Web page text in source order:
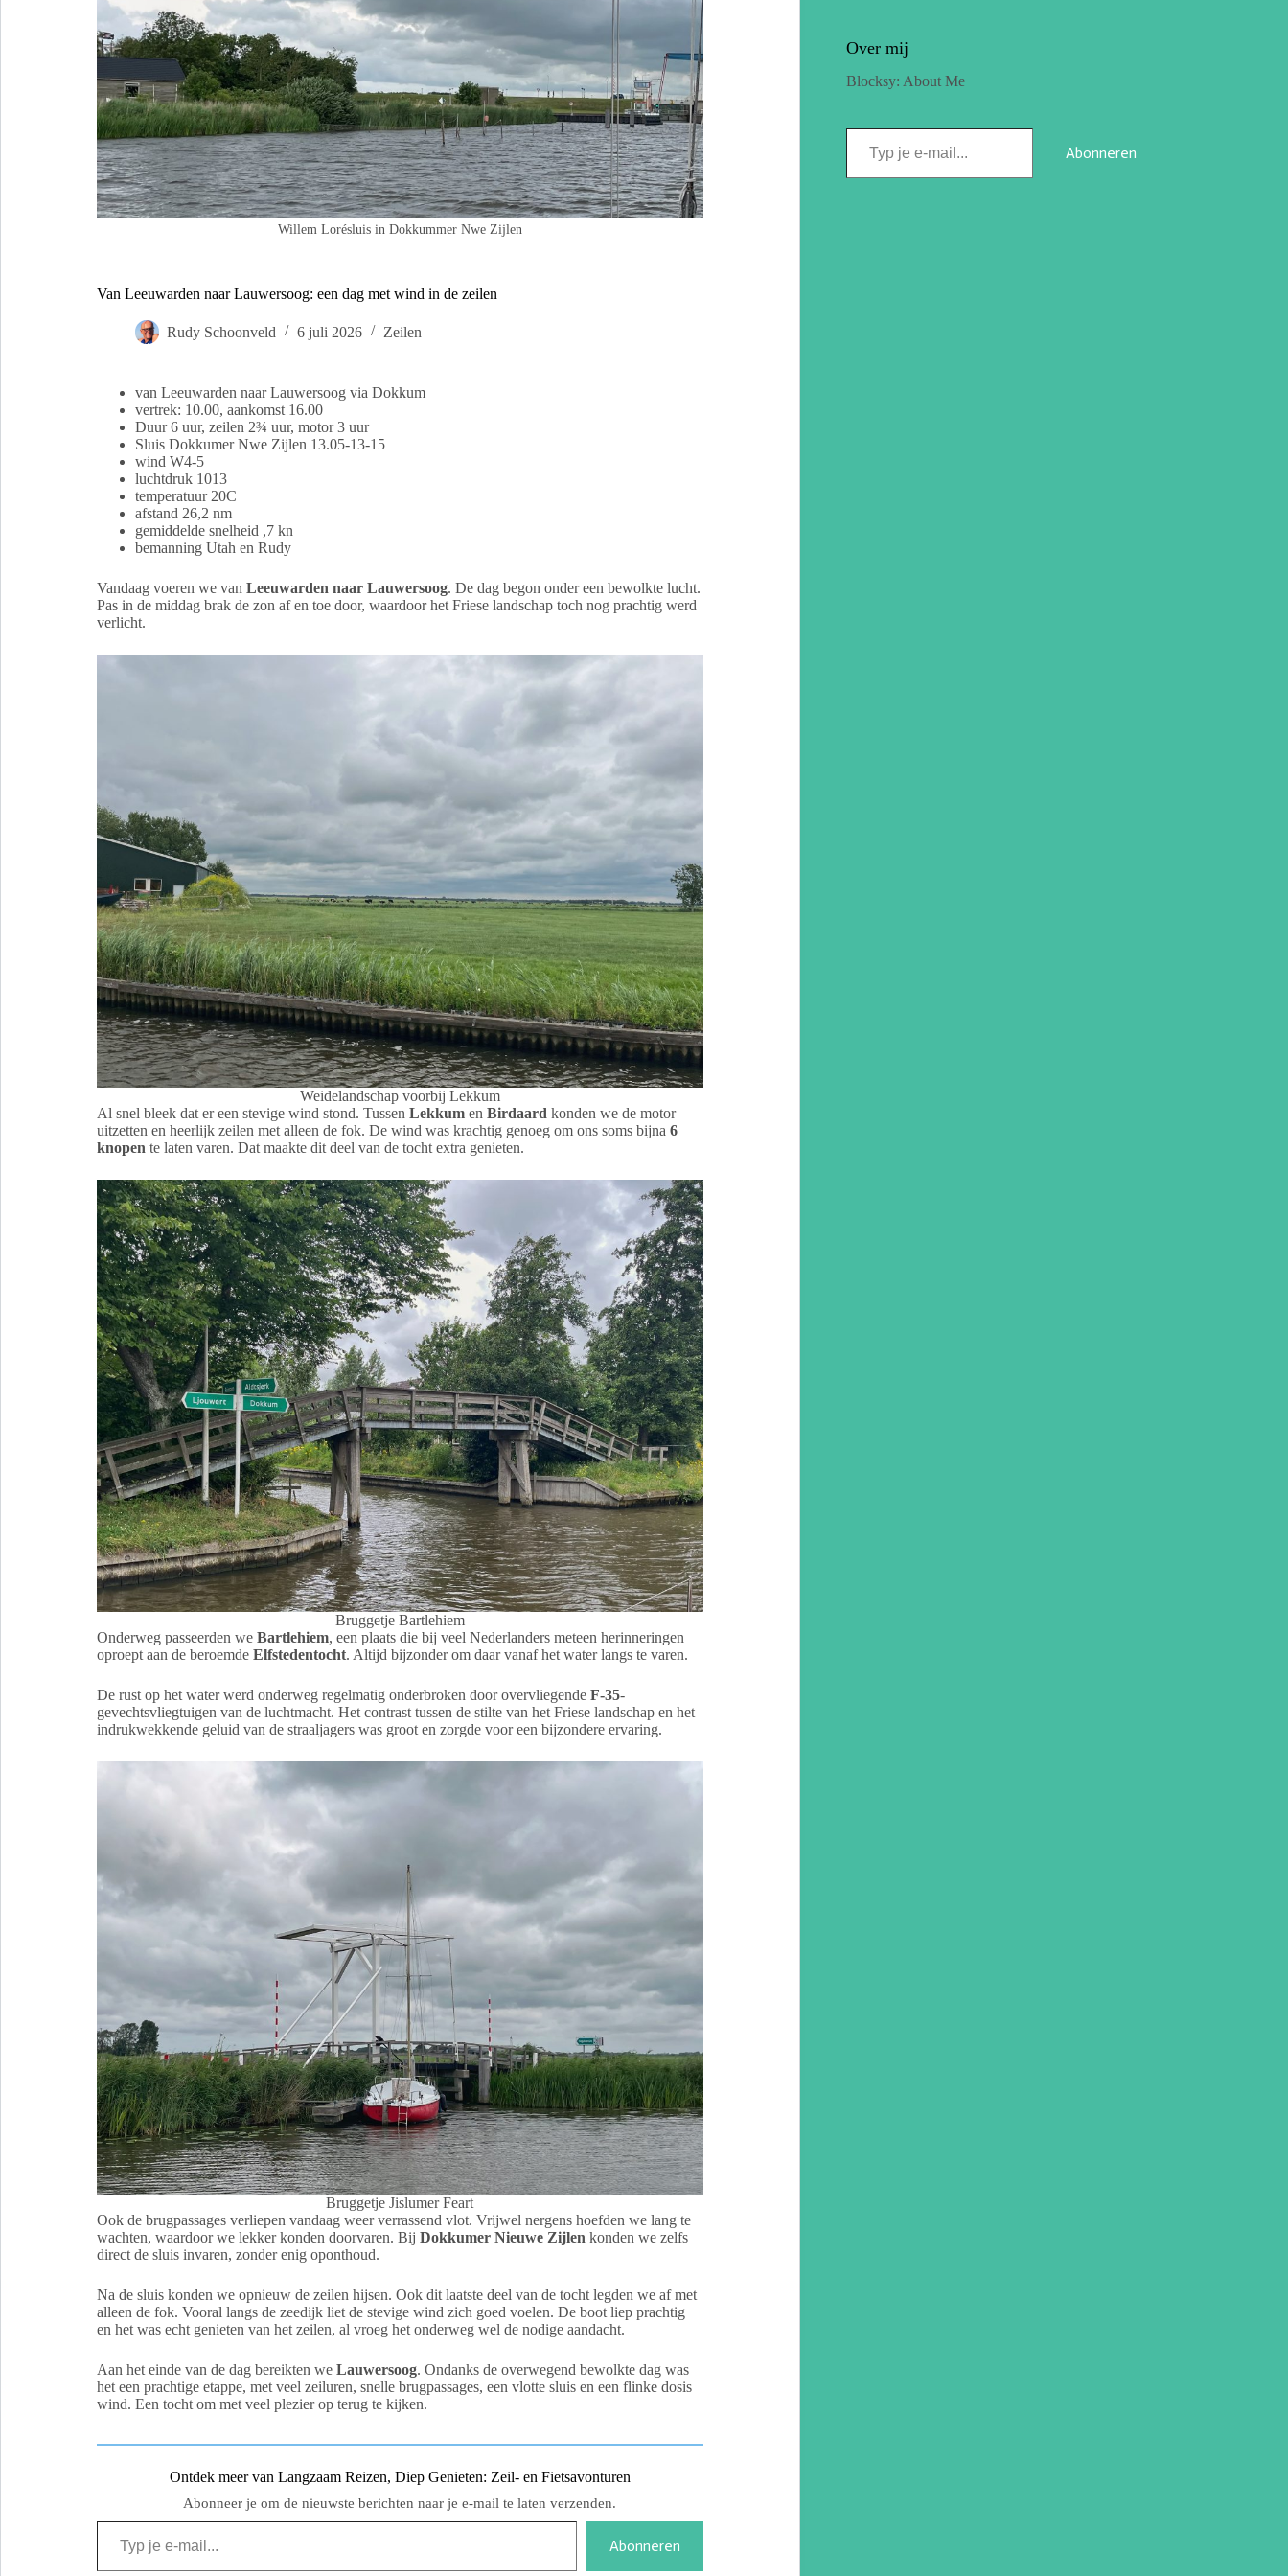
Willem Lorésluis in Dokkummer Nwe Zijlen
Van Leeuwarden naar Lauwersoog: een dag met wind in de zeilen
Rudy Schoonveld 6 juli 2026 Zeilen
van Leeuwarden naar Lauwersoog via Dokkum
vertrek: 10.00, aankomst 16.00
Duur 6 uur, zeilen 2¾ uur, motor 3 uur
Sluis Dokkumer Nwe Zijlen 13.05-13-15
wind W4-5
luchtdruk 1013
temperatuur 20C
afstand 26,2 nm
gemiddelde snelheid ,7 kn
bemanning Utah en Rudy
Vandaag voeren we van Leeuwarden naar Lauwersoog. De dag begon onder een bewolkte lucht.
Pas in de middag brak de zon af en toe door, waardoor het Friese landschap toch nog prachtig werd
verlicht.
Weidelandschap voorbij Lekkum
Al snel bleek dat er een stevige wind stond. Tussen Lekkum en Birdaard konden we de motor
uitzetten en heerlijk zeilen met alleen de fok. De wind was krachtig genoeg om ons soms bijna 6
knopen te laten varen. Dat maakte dit deel van de tocht extra genieten.
Bruggetje Bartlehiem
Onderweg passeerden we Bartlehiem, een plaats die bij veel Nederlanders meteen herinneringen
oproept aan de beroemde Elfstedentocht. Altijd bijzonder om daar vanaf het water langs te varen.
De rust op het water werd onderweg regelmatig onderbroken door overvliegende F-35-
gevechtsvliegtuigen van de luchtmacht. Het contrast tussen de stilte van het Friese landschap en het
indrukwekkende geluid van de straaljagers was groot en zorgde voor een bijzondere ervaring.
Bruggetje Jislumer Feart
Ook de brugpassages verliepen vandaag weer verrassend vlot. Vrijwel nergens hoefden we lang te
wachten, waardoor we lekker konden doorvaren. Bij Dokkumer Nieuwe Zijlen konden we zelfs
direct de sluis invaren, zonder enig oponthoud.
Na de sluis konden we opnieuw de zeilen hijsen. Ook dit laatste deel van de tocht legden we af met
alleen de fok. Vooral langs de zeedijk liet de stevige wind zich goed voelen. De boot liep prachtig
en het was echt genieten van het zeilen, al vroeg het onderweg wel de nodige aandacht.
Aan het einde van de dag bereikten we Lauwersoog. Ondanks de overwegend bewolkte dag was
het een prachtige etappe, met veel zeiluren, snelle brugpassages, een vlotte sluis en een flinke dosis
wind. Een tocht om met veel plezier op terug te kijken.
Ontdek meer van Langzaam Reizen, Diep Genieten: Zeil- en Fietsavonturen
Abonneer je om de nieuwste berichten naar je e-mail te laten verzenden.
Abonneren
Over mij
Blocksy: About Me
Abonneren